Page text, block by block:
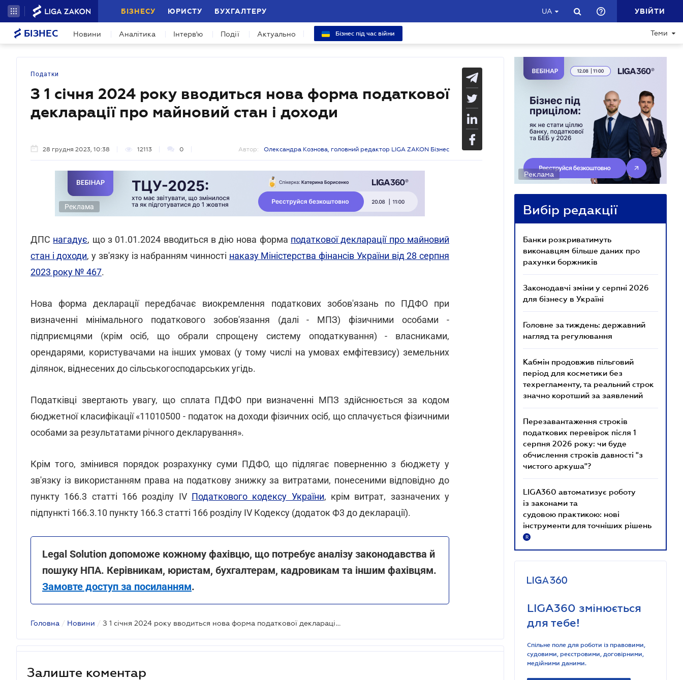
БІЗНЕСУ ЮРИСТУ БУХГАЛТЕРУ UA УВІЙТИ
БІЗНЕС Новини Аналітика Інтерв'ю Події Актуально Бізнес під час війни Теми
Податки
З 1 січня 2024 року вводиться нова форма податкової
декларації про майновий стан і доходи
28 грудня 2023, 10:38 12113 0 Автор: Олександра Кознова, головний редактор LIGA ZAKON Бізнес
Реклама
ДПС нагадує, що з 01.01.2024 вводиться в дію нова форма податкової декларації про майновий
стан і доходи, у зв'язку із набранням чинності наказу Міністерства фінансів України від 28 серпня
2023 року № 467.
Нова форма декларації передбачає виокремлення податкових зобов'язань по ПДФО при
визначенні мінімального податкового зобов'язання (далі - МПЗ) фізичними особами -
підприємцями (крім осіб, що обрали спрощену систему оподаткування) - власниками,
орендарями, користувачами на інших умовах (у тому числі на умовах емфітевзису) земельних
ділянок, віднесених до сільськогосподарських угідь.
Податківці звертають увагу, що сплата ПДФО при визначенні МПЗ здійснюється за кодом
бюджетної класифікації «11010500 - податок на доходи фізичних осіб, що сплачується фізичними
особами за результатами річного декларування».
Крім того, змінився порядок розрахунку суми ПДФО, що підлягає поверненню з бюджету у
зв'язку із використанням права на податкову знижку за витратами, понесеними відповідно до
пункту 166.3 статті 166 розділу IV Податкового кодексу України, крім витрат, зазначених у
підпункті 166.3.10 пункту 166.3 статті 166 розділу IV Кодексу (додаток Ф3 до декларації).
Legal Solution допоможе кожному фахівцю, що потребує аналізу законодавства й
пошуку НПА. Керівникам, юристам, бухгалтерам, кадровикам та іншим фахівцям.
Замовте доступ за посиланням.
Головна / Новини / З 1 січня 2024 року вводиться нова форма податкової декларації про майновий стан і доходи
Залиште коментар
Реклама
Вибір редакції
Банки розкриватимуть
виконавцям більше даних про
рахунки боржників
Законодавчі зміни у серпні 2026
для бізнесу в Україні
Головне за тиждень: державний
нагляд та регулювання
Кабмін продовжив пільговий
період для косметики без
техрегламенту, та реальний строк
значно коротший за заявлений
Перезавантаження строків
податкових перевірок після 1
серпня 2026 року: чи буде
обчислення строків давності "з
чистого аркуша"?
LIGA360 автоматизує роботу
із законами та
судовою практикою: нові
інструменти для точніших рішень
R
LIGA360 змінюється
для тебе!
Спільне поле для роботи із правовими,
судовими, реєстровими, договірними,
медійними даними.